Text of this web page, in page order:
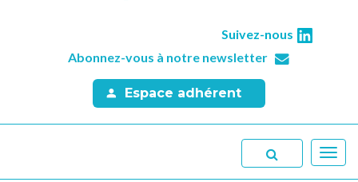
Suivez-nous
Abonnez-vous à notre newsletter
Espace adhérent